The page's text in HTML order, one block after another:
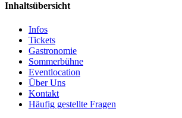
Inhaltsübersicht
Infos
Tickets
Gastronomie
Sommerbühne
Eventlocation
Über Uns
Kontakt
Häufig gestellte Fragen